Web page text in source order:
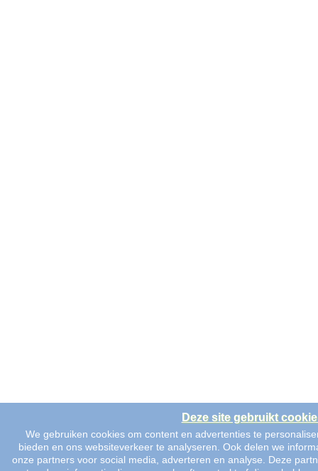
Deze site gebruikt
We gebruiken cookies om content en advertenties te
bieden en ons websiteverkeer te analyseren. Ook delen we
onze partners voor social media, adverteren en analyse. Deze